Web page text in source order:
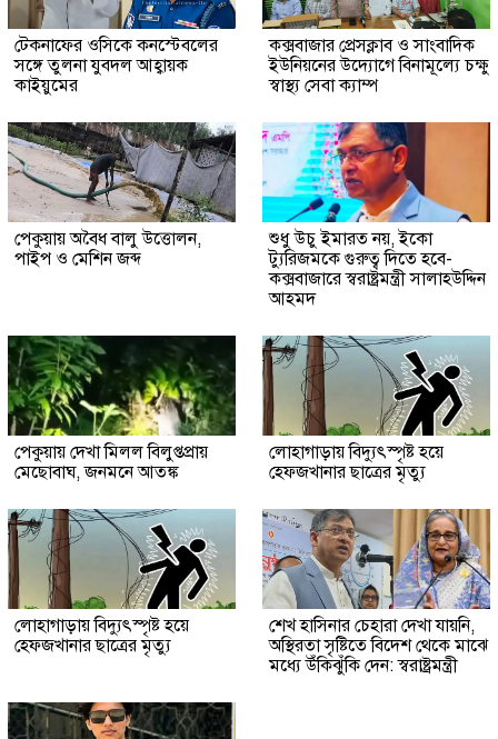
টেকনাফের ওসিকে কনস্টেবলের
সঙ্গে তুলনা যুবদল আহ্বায়ক
কাইয়ুমের
কক্সবাজার প্রেসক্লাব ও সাংবাদিক
ইউনিয়নের উদ্যোগে বিনামূল্যে চক্ষু
স্বাস্থ্য সেবা ক্যাম্প
পেকুয়ায় অবৈধ বালু উত্তোলন,
পাইপ ও মেশিন জব্দ
শুধু উচু ইমারত নয়, ইকো
ট্যুরিজমকে গুরুত্ব দিতে হবে-
কক্সবাজারে স্বরাষ্ট্রমন্ত্রী সালাহউদ্দিন
আহমদ
পেকুয়ায় দেখা মিলল বিলুপ্তপ্রায়
মেছোবাঘ, জনমনে আতঙ্ক
লোহাগাড়ায় বিদ্যুৎস্পৃষ্ট হয়ে
হেফজখানার ছাত্রের মৃত্যু
লোহাগাড়ায় বিদ্যুৎস্পৃষ্ট হয়ে
হেফজখানার ছাত্রের মৃত্যু
শেখ হাসিনার চেহারা দেখা যায়নি,
অস্থিরতা সৃষ্টিতে বিদেশ থেকে মাঝে
মধ্যে উঁকিঝুঁকি দেন: স্বরাষ্ট্রমন্ত্রী